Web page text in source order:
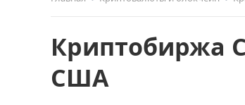
Криптобиржа
США